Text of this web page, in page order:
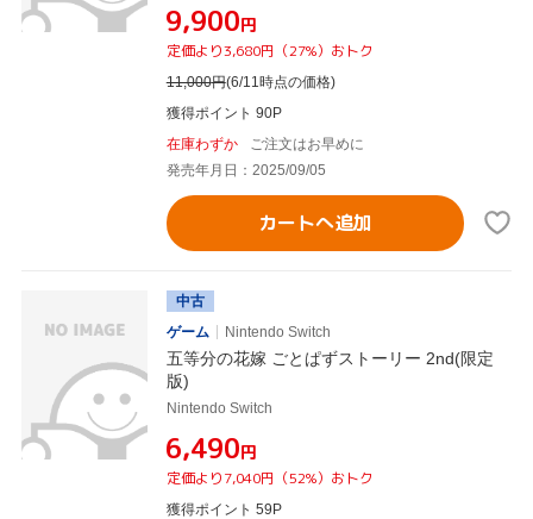
¥9,900円
定価より3,680円（27%）おトク
11,000円(6/11時点の価格)
獲得ポイント 90P
在庫わずか
ご注文はお早めに
発売年月日：2025/09/05
カートへ追加
中古
ゲーム
Nintendo Switch
五等分の花嫁 ごとぱずストーリー 2nd(限定
版)
Nintendo Switch
¥6,490円
定価より7,040円（52%）おトク
獲得ポイント 59P